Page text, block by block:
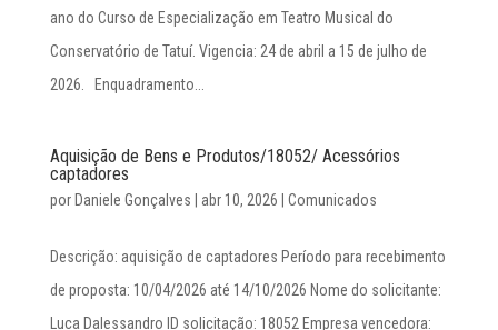
ano do Curso de Especialização em Teatro Musical do
Conservatório de Tatuí. Vigencia: 24 de abril a 15 de julho de
2026. Enquadramento...
Aquisição de Bens e Produtos/18052/ Acessórios
captadores
por Daniele Gonçalves abr 10, 2026 Comunicados
Descrição: aquisição de captadores Período para recebimento
de proposta: 10/04/2026 até 14/10/2026 Nome do solicitante:
Luca Dalessandro ID solicitação: 18052 Empresa vencedora: